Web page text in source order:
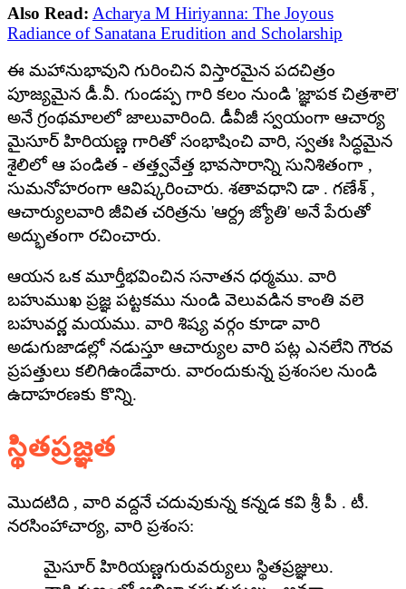
Also Read: Acharya M Hiriyanna: The Joyous
Radiance of Sanatana Erudition and Scholarship
ఈ మహానుభావుని గురించిన విస్తారమైన పదచిత్రం
పూజ్యమైన డీ.వీ. గుండప్ప గారి కలం నుండి 'జ్ఞాపక చిత్రశాలె'
అనే గ్రంథమాలలో జాలువారింది. డీవీజీ స్వయంగా ఆచార్య
మైసూర్ హిరియణ్ణ గారితో సంభాషించి వారి, స్వతః సిద్ధమైన
శైలిలో ఆ పండిత - తత్త్వవేత్త భావసారాన్ని సునిశితంగా ,
సుమనోహరంగా ఆవిష్కరించారు. శతావధాని డా . గణేశ్ ,
ఆచార్యులవారి జీవిత చరిత్రను 'ఆర్ద్ర జ్యోతి' అనే పేరుతో
అద్భుతంగా రచించారు.
ఆయన ఒక మూర్తీభవించిన సనాతన ధర్మము. వారి
బహుముఖ ప్రజ్ఞ పట్టకము నుండి వెలువడిన కాంతి వలె
బహువర్ణ మయము. వారి శిష్య వర్గం కూడా వారి
అడుగుజాడల్లో నడుస్తూ ఆచార్యుల వారి పట్ల ఎనలేని గౌరవ
ప్రపత్తులు కలిగిఉండేవారు. వారందుకున్న ప్రశంసల నుండి
ఉదాహరణకు కొన్ని.
స్థితప్రజ్ఞత
మొదటిది , వారి వద్దనే చదువుకున్న కన్నడ కవి శ్రీ పీ . టీ.
నరసింహాచార్య, వారి ప్రశంస:
మైసూర్ హిరియణ్ణగురువర్యులు స్థితప్రజ్ఞులు.